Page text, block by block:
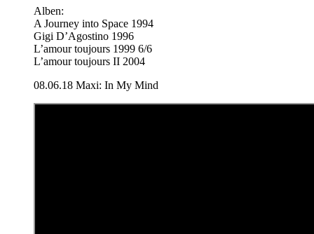
Alben:
A Journey into Space 1994
Gigi D’Agostino 1996
L’amour toujours 1999 6/6
L’amour toujours II 2004
08.06.18 Maxi: In My Mind